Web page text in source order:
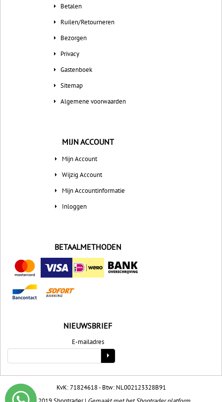
Betalen
Ruilen/Retourneren
Bezorgen
Privacy
Gastenboek
Sitemap
Algemene voorwaarden
MIJN ACCOUNT
Mijn Account
Wijzig Account
Mijn Accountinformatie
Inloggen
BETAALMETHODEN
NIEUWSBRIEF
E-mailadres
KvK: 71824618 - Btw: NL002123328B91